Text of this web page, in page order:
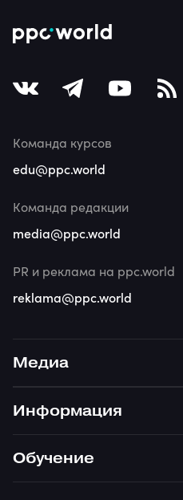
Медиа
Информация
Обучение
Команда курсов
edu@ppc.world
Команда редакции
media@ppc.world
PR и реклама на ppc.world
reklama@ppc.world